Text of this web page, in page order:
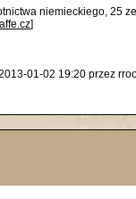
niemieckiego, 25
]
01-02 19:20 przez